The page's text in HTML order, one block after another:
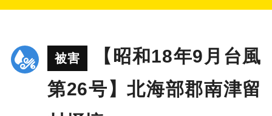
被害
【昭和18年9月台風
第26号】北海部郡南津留